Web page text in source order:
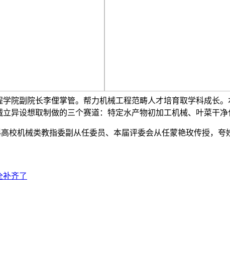
院副院长李俚掌管。帮力机械工程范畴人才培育取学科成长
异设想取制做的三个赛道：特定水产物初加工机械、叶菜干
机械类教指委副从任委员、本届评委会从任蒙艳玫传授，夸
补齐了